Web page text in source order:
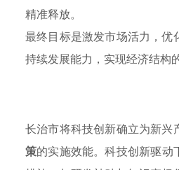
精准释放。
最终目标是激发市场活力，
持续发展能力，实现经济结构
长治市将科技创新确立为新
策的实施效能。科技创新驱动